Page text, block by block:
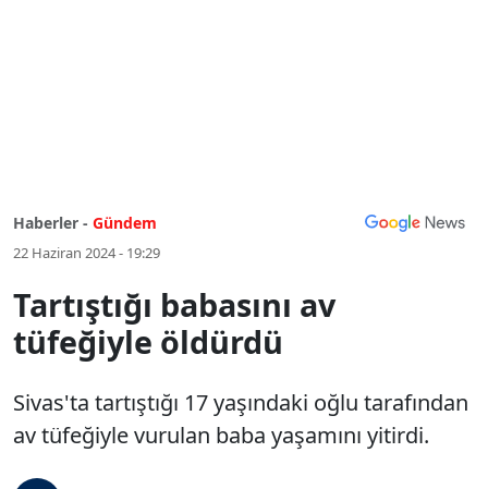
Haberler - Gündem
22 Haziran 2024 - 19:29
Tartıştığı babasını av
tüfeğiyle öldürdü
Sivas'ta tartıştığı 17 yaşındaki oğlu tarafından
av tüfeğiyle vurulan baba yaşamını yitirdi.